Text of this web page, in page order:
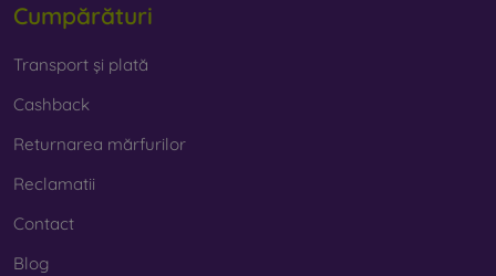
Cumpărături
Transport și plată
Cashback
Returnarea mărfurilor
Reclamatii
Contact
Blog